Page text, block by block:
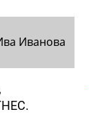
Иванова